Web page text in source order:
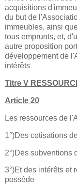
acquisitions
du but de
immeubles, ainsi
tous emprunts, et,
autre proposition
développement de
intérêts
Titre V
Article 20
Les ressources de
1°)Des cotisations
2°)Des subventions
3°)Et des intérêts et
possède